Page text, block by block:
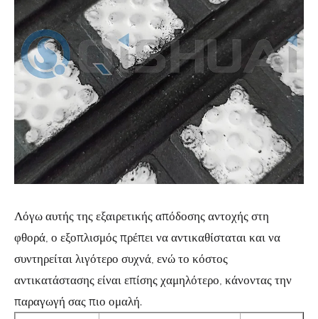
Λόγω αυτής της εξαιρετικής απόδοσης αντοχής στη
φθορά, ο εξοπλισμός πρέπει να αντικαθίσταται και να
συντηρείται λιγότερο συχνά, ενώ το κόστος
αντικατάστασης είναι επίσης χαμηλότερο, κάνοντας την
παραγωγή σας πιο ομαλή.